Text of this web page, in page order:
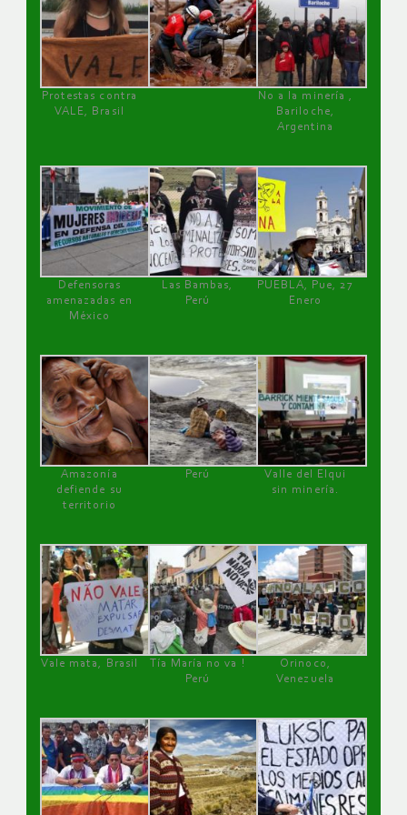
Protestas contra
VALE, Brasil
No a la minería ,
Bariloche,
Argentina
Defensoras
amenazadas en
México
Las Bambas,
Perú
PUEBLA, Pue, 27
Enero
Amazonía
defiende su
territorio
Perú
Valle del Elqui
sin minería.
Vale mata, Brasil
Tía María no va !
Perú
Orinoco,
Venezuela